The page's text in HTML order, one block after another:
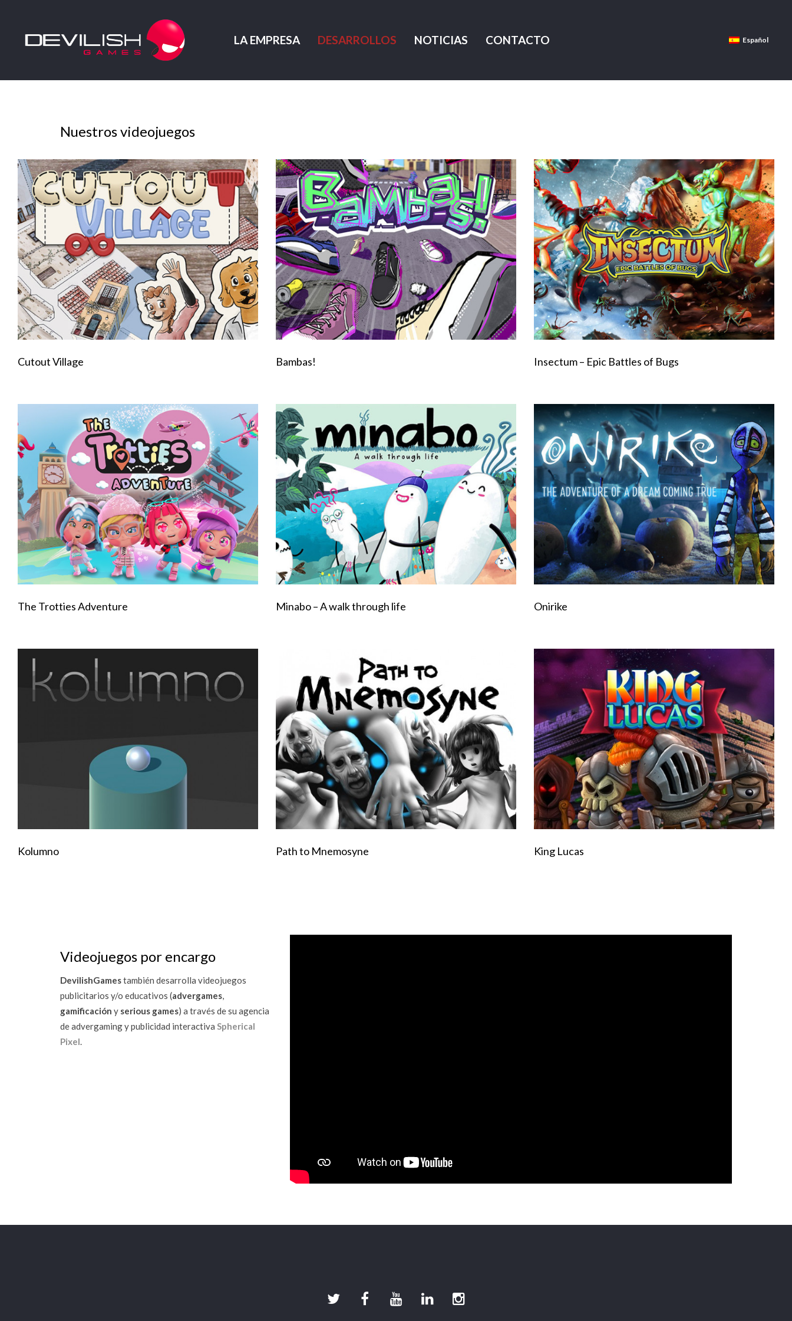
LA EMPRESA DESARROLLOS NOTICIAS CONTACTO Español
Nuestros videojuegos
Cutout Village Bambas! Insectum – Epic Battles of Bugs
The Trotties Adventure Minabo – A walk through life Onirike
Kolumno Path to Mnemosyne King Lucas
Videojuegos por encargo
DevilishGamestambién desarrolla videojuegos
publicitarios y/o educativos (advergames,
gamificación y serious games) a través de su agencia
de advergaming y publicidad interactiva Spherical
Pixel.